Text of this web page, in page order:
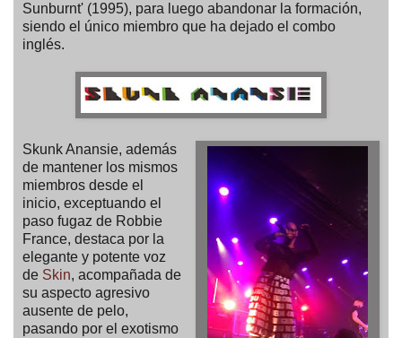
Sunburnt' (1995), para luego abandonar la formación,
siendo el único miembro que ha dejado el combo
inglés.
Skunk Anansie, además
de mantener los mismos
miembros desde el
inicio, exceptuando el
paso fugaz de Robbie
France, destaca por la
elegante y potente voz
de Skin, acompañada de
su aspecto agresivo
ausente de pelo,
pasando por el exotismo